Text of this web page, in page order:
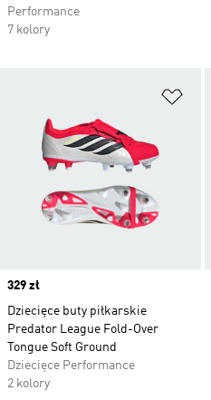
Performance
7 kolory
Price
329 zł
Dziecięce buty piłkarskie
Predator League Fold-Over
Tongue Soft Ground
Dziecięce Performance
2 kolory